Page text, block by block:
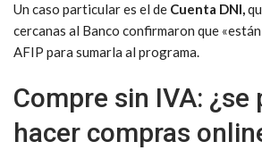
Un caso particular es el de Cuenta DNI,
cercanas al Banco confirmaron que
AFIP para sumarla al programa.
Compre sin IVA: ¿se
hacer compras